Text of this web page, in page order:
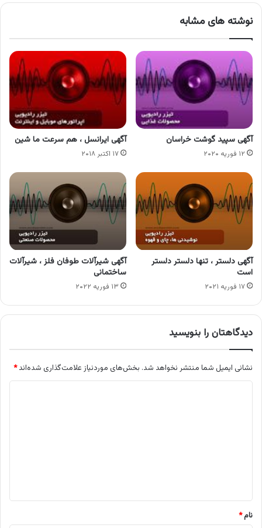
نوشته های مشابه
آگهی سپید گوشت خراسان
۱۲ فوریه ۲۰۲۰
آگهی ایرانسل ، هم سرعت ما شین
۱۷ اکتبر ۲۰۱۸
آگهی دلستر ، تنها دلستر دلستر
است
۱۷ فوریه ۲۰۲۱
آگهی شیرآلات طوفان فلز ، شیرآلات
ساختمانی
۱۳ فوریه ۲۰۲۲
دیدگاهتان را بنویسید
نشانی ایمیل شما منتشر نخواهد شد. بخش‌های موردنیاز علامت‌گذاری شده‌اند*
نام*